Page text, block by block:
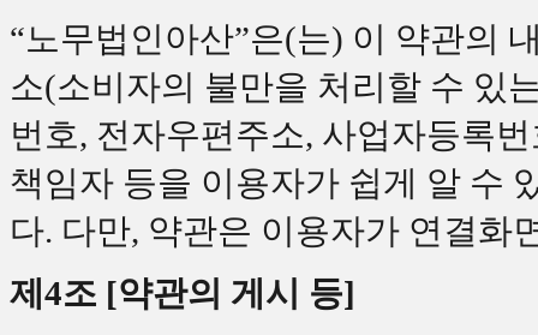
“노무법인아산”은(는) 이 약관의
소(소비자의 불만을 처리할 수 있
번호, 전자우편주소, 사업자등록
책임자 등을 이용자가 쉽게 알 수
다. 다만, 약관은 이용자가 연결화
제4조 [약관의 게시 등]